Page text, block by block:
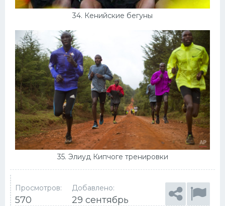
34. Кенийские бегуны
35. Элиуд Кипчоге тренировки
Просмотров:
570
Добавлено:
29 сентябрь